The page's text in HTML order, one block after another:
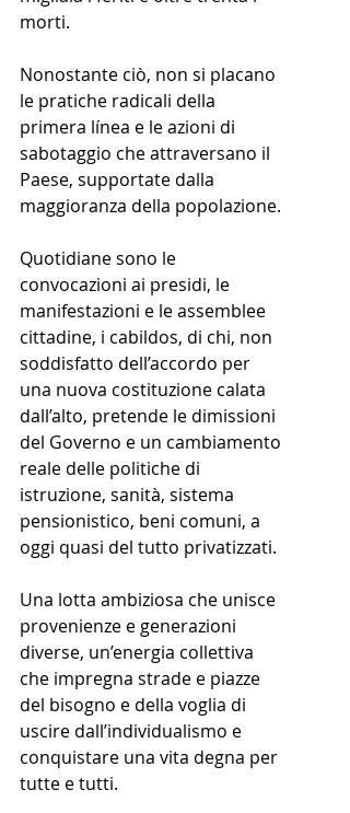
morti.
Nonostante ciò, non si placano
le pratiche radicali della
primera línea e le azioni di
sabotaggio che attraversano il
Paese, supportate dalla
maggioranza della popolazione.
Quotidiane sono le
convocazioni ai presidi, le
manifestazioni e le assemblee
cittadine, i cabildos, di chi, non
soddisfatto dell’accordo per
una nuova costituzione calata
dall’alto, pretende le dimissioni
del Governo e un cambiamento
reale delle politiche di
istruzione, sanità, sistema
pensionistico, beni comuni, a
oggi quasi del tutto privatizzati.
Una lotta ambiziosa che unisce
provenienze e generazioni
diverse, un’energia collettiva
che impregna strade e piazze
del bisogno e della voglia di
uscire dall’individualismo e
conquistare una vita degna per
tutte e tutti.